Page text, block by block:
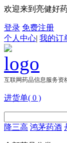
欢迎来到亮健好
登录 免费注册
个人中心| 我的订
互联网药品信息服务资
进货单( 0 )
降三高 鸿茅药酒